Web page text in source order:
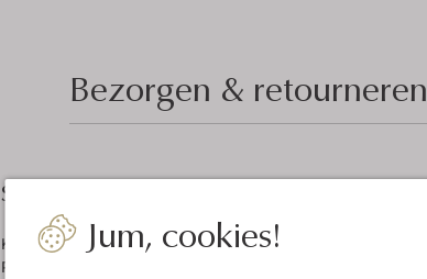
Jum, cookies!
Bezorgen & retourneren
Samenstelling & Pasvorm
Kleur: Gebroken Wit
Patroon: